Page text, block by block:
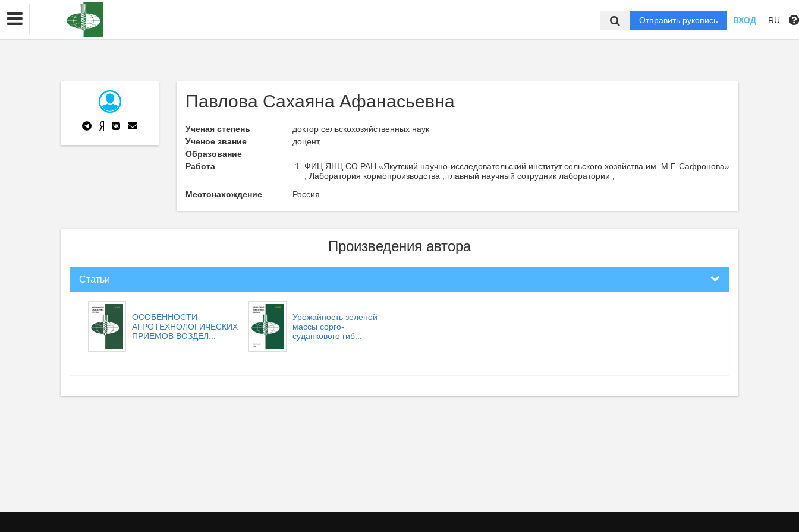
Отправить рукопись ВХОД RU
Павлова Сахаяна Афанасьевна
Ученая степень
доктор сельскохозяйственных наук
Ученое звание
доцент,
Образование
Работа
ФИЦ ЯНЦ СО РАН «Якутский научно-исследовательский институт сельского хозяйства им. М.Г. Сафронова»
, Лаборатория кормопроизводства , главный научный сотрудник лаборатории ,
Местонахождение
Россия
Произведения автора
Статьи
ОСОБЕННОСТИ
АГРОТЕХНОЛОГИЧЕСКИХ
ПРИЕМОВ ВОЗДЕЛ...
Урожайность зеленой
массы сорго-
суданкового гиб...